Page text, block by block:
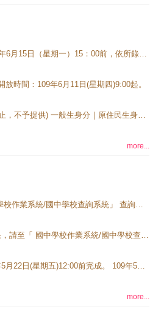
凡獲109學年度五專優先免試入學分發之錄取生，須於109年6月15日（星期一）15：00前，依所錄取招生學校之報到規定辦理報到手續，逾期未完成報到手續者，取消錄取資格，錄取生不得異議。
時間：109年6月11日(星期四)9:00起。
109學年度五專優先免試入學錄取標準 (資料查詢時間已截止，不予提供) 一般生身分｜原住民生身分｜身障生身分｜僑生身分｜政府派外人員子女身分
more...
109學年度五專優先免試入學分發結果查詢，可至 「國中學校作業系統/國中學校查詢系統」 查詢。【系統開放時間：109年6月11日（星期四）9：00起】
109學年度五專優先免試入學招生集體報名收件及審查結果，請至「 國中學校作業系統/國中學校查詢系統 」查詢。【系統開放時間：109年5月26日（星期二）12：00至109年6月16日（星期二）15:00止】
集體報名批次匯入及單筆新增免試生資料，請務必於109年5月22日(星期五)12:00前完成。 109年5月22日(星期五)12:00至15:00僅開放國中學校修改免試生資料、相關表件列印及繳費。
more...